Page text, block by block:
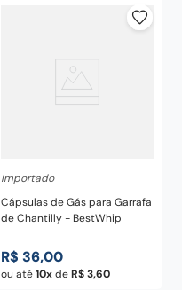
Importado
Cápsulas de Gás para Garrafa
de Chantilly - BestWhip
R$ 36,00
ou até10 deR$ 3,60